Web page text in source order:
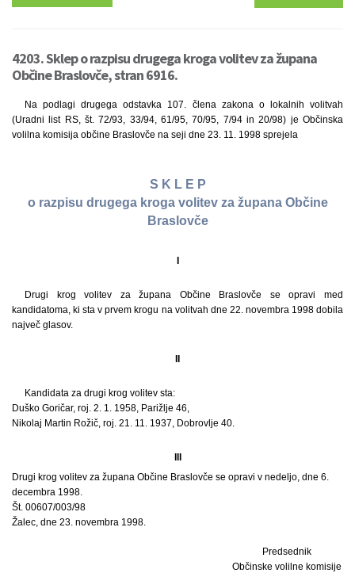
4203. Sklep o razpisu drugega kroga volitev za župana
Občine Braslovče, stran 6916.
Na podlagi drugega odstavka 107. člena zakona o lokalnih volitvah
(Uradni list RS, št. 72/93, 33/94, 61/95, 70/95, 7/94 in 20/98) je Občinska
volilna komisija občine Braslovče na seji dne 23. 11. 1998 sprejela
S K L E P
o razpisu drugega kroga volitev za župana Občine
Braslovče
I
Drugi krog volitev za župana Občine Braslovče se opravi med
kandidatoma, ki sta v prvem krogu na volitvah dne 22. novembra 1998 dobila
največ glasov.
II
Kandidata za drugi krog volitev sta:
Duško Goričar, roj. 2. 1. 1958, Parižlje 46,
Nikolaj Martin Rožič, roj. 21. 11. 1937, Dobrovlje 40.
III
Drugi krog volitev za župana Občine Braslovče se opravi v nedeljo, dne 6.
decembra 1998.
Št. 00607/003/98
Žalec, dne 23. novembra 1998.
Predsednik
Občinske volilne komisije